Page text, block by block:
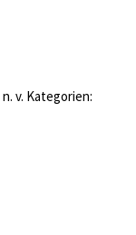
n. v. Kategorien: